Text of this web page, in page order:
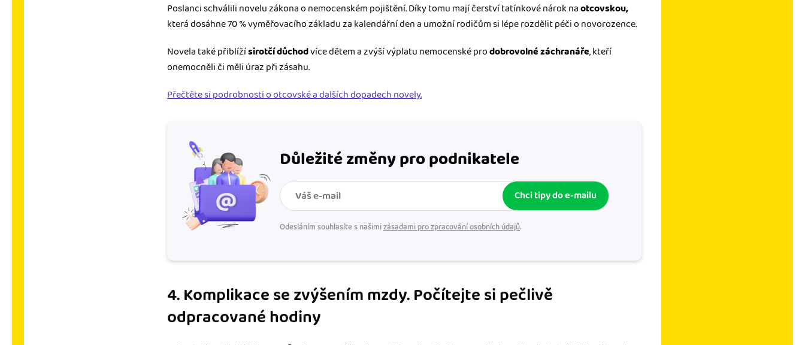
Poslanci schválili novelu zákona o nemocenském pojištění. Díky tomu mají čerství tatínkové nárok naotcovskou,
která dosáhne 70 % vyměřovacího základu za kalendářní den a umožní rodičům si lépe rozdělit péči o novorozence.
Novela také přiblížísirotčí důchodvíce dětem a zvýší výplatu nemocenské prodobrovolné záchranáře, kteří
onemocněli či měli úraz při zásahu.
Přečtěte si podrobnosti o otcovské a dalších dopadech novely.
Důležité změny pro podnikatele
Chci tipy do e-mailu
Odesláním souhlasíte s našimizásadami pro zpracování osobních údajů.
4. Komplikace se zvýšením mzdy. Počítejte si pečlivě
odpracované hodiny